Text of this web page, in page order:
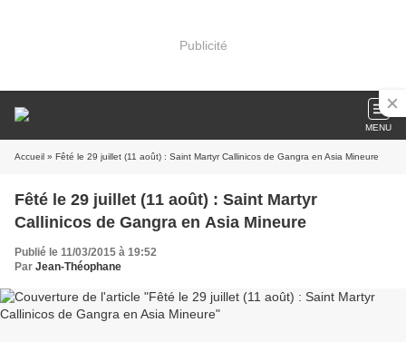
Publicité
MENU
Accueil » Fêté le 29 juillet (11 août) : Saint Martyr Callinicos de Gangra en Asia Mineure
Fêté le 29 juillet (11 août) : Saint Martyr
Callinicos de Gangra en Asia Mineure
Publié le 11/03/2015 à 19:52
Par Jean-Théophane